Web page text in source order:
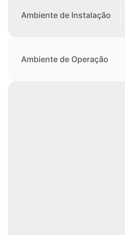
Ambiente de Instalação
Ambiente de Operação